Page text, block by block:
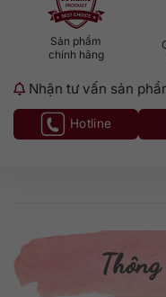
Sản phẩm
chính hãng
Nhận tư vấn sản
Hotline